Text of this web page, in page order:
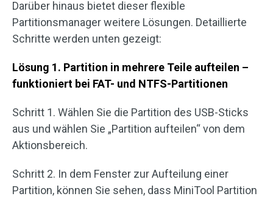
Darüber hinaus bietet dieser flexible
Partitionsmanager weitere Lösungen. Detaillierte
Schritte werden unten gezeigt:
Lösung 1. Partition in mehrere Teile aufteilen –
funktioniert bei FAT- und NTFS-Partitionen
Schritt 1. Wählen Sie die Partition des USB-Sticks
aus und wählen Sie „Partition aufteilen“ von dem
Aktionsbereich.
Schritt 2. In dem Fenster zur Aufteilung einer
Partition, können Sie sehen, dass MiniTool Partition